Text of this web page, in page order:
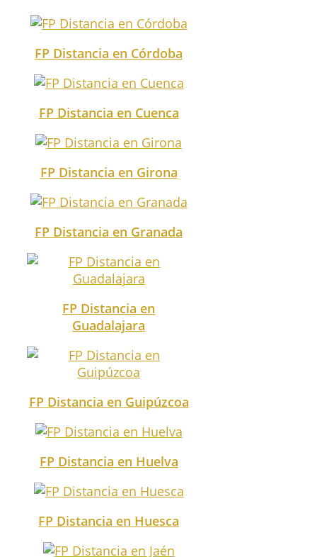
FP Distancia en Córdoba
FP Distancia en Cuenca
FP Distancia en Girona
FP Distancia en Granada
FP Distancia en
Guadalajara
FP Distancia en Guipúzcoa
FP Distancia en Huelva
FP Distancia en Huesca